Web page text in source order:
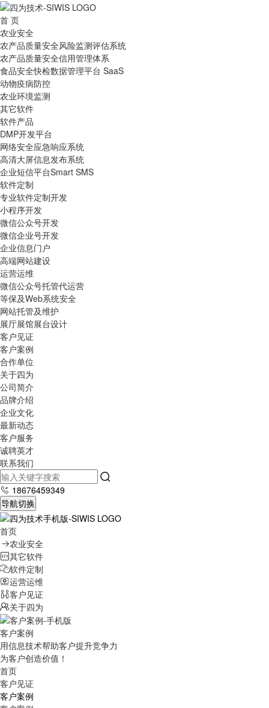
首 页
农业安全
农产品质量安全风险监测评估系统
农产品质量安全信用管理体系
食品安全快检数据管理平台 SaaS
动物疫病防控
农业环境监测
其它软件
软件产品
DMP开发平台
网络安全应急响应系统
高清大屏信息发布系统
企业短信平台Smart SMS
软件定制
专业软件定制开发
小程序开发
微信公众号开发
微信企业号开发
企业信息门户
高端网站建设
运营运维
微信公众号托管代运营
等保及Web系统安全
网站托管及维护
展厅展馆展台设计
客户见证
客户案例
合作单位
关于四为
公司简介
品牌介绍
企业文化
最新动态
客户服务
诚聘英才
联系我们
18676459349
导航切换
首页
农业安全
其它软件
软件定制
运营运维
客户见证
关于四为
客户案例
用信息技术帮助客户提升竞争力
为客户创造价值！
首页
客户见证
客户案例